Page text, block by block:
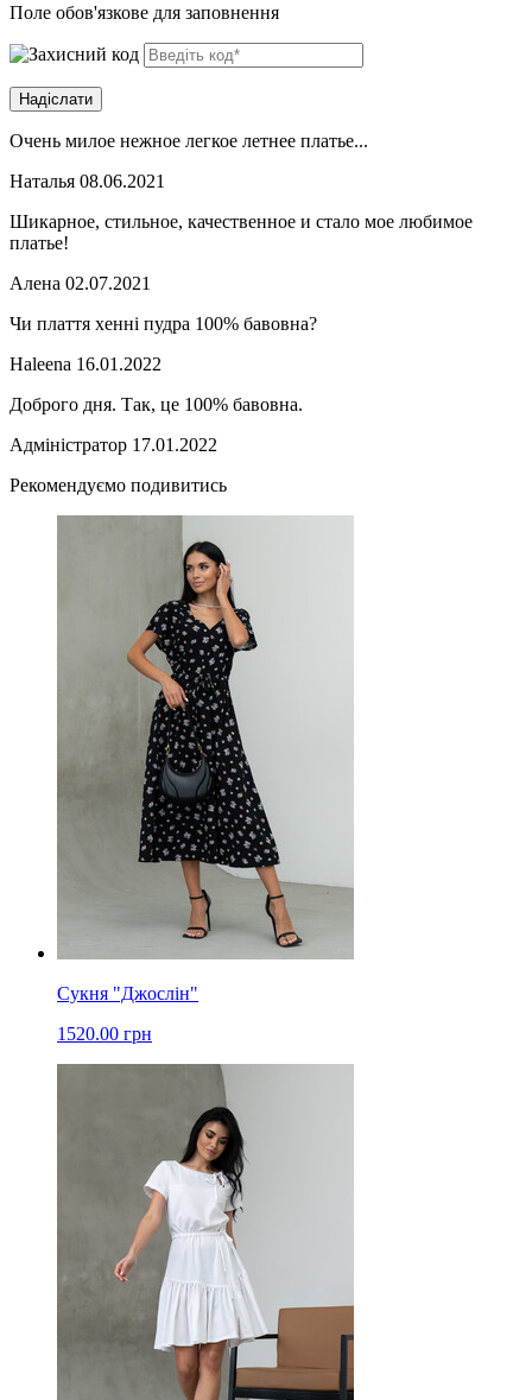
Поле обов'язкове для заповнення
Очень милое нежное легкое летнее платье...
Наталья 08.06.2021
Шикарное, стильное, качественное и стало мое любимое
платье!
Алена 02.07.2021
Чи плаття хенні пудра 100% бавовна?
Haleena 16.01.2022
Доброго дня. Так, це 100% бавовна.
Адміністратор 17.01.2022
Рекомендуємо подивитись
Сукня "Джослін"
1520.00 грн